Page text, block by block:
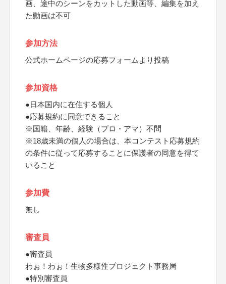
画、途中のシーンをカットした動画等、編集を加え
た動画は不可
参加方法
公式ホームページの応募フォームより投稿
参加資格
●日本国内に在住する個人
●応募規約に同意できること
※国籍、年齢、経験（プロ・アマ）不問
※18歳未満の個人の場合は、本コンテスト応募規約
の条件に従って応募することに保護者の同意を得て
いること
参加費
無し
審査員
●審査員
わぉ！わぉ！生物多様性プロジェクト事務局
●特別審査員